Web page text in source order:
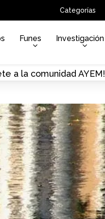
Categorías
Funes Investigación
a la comunidad AYEM!